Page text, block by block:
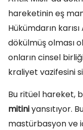
hareketinin eş
Hükümdarın
dökülmüş olması
onların cinsel
kraliyet vazifesini
Bu ritüel hareket,
mitiniyansıtıyor.
mastürbasyon ve